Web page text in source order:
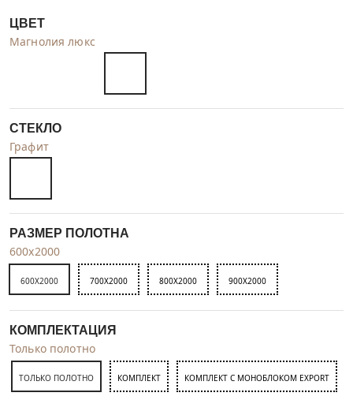
ЦВЕТ
Магнолия люкс
СТЕКЛО
Графит
РАЗМЕР ПОЛОТНА
600x2000
600X2000 700X2000 800X2000 900X2000
КОМПЛЕКТАЦИЯ
Только полотно
ТОЛЬКО ПОЛОТНО КОМПЛЕКТ КОМПЛЕКТ С МОНОБЛОКОМ EXPORT